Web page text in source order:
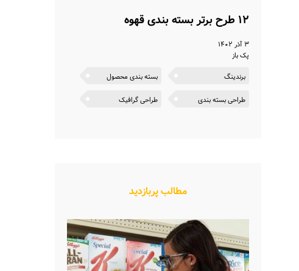
۱۲ طرح برتر بسته بندی قهوه
۳ آذر ۱۴۰۲
پک باز
برندینگ
بسته بندی محصول
طراحی بسته بندی طراحی گرافیک
مطالب پربازدید